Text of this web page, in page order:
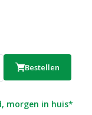
Bestellen
morgen in huis*